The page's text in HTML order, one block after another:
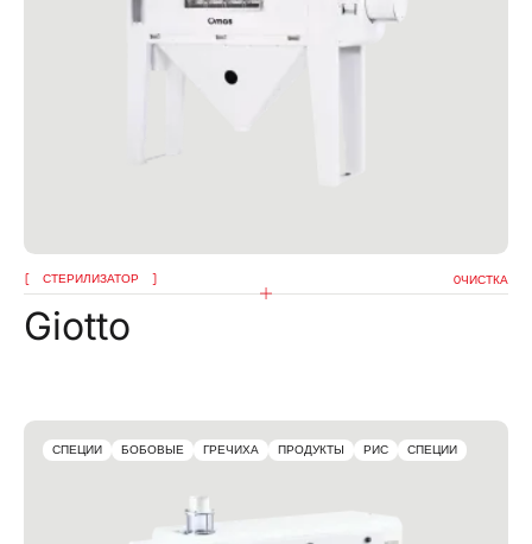
СТЕРИЛИЗАТОР OЧИСТКА
Giotto
СПЕЦИИ БОБОВЫЕ ГРЕЧИХА ПРОДУКТЫ РИС СПЕЦИИ